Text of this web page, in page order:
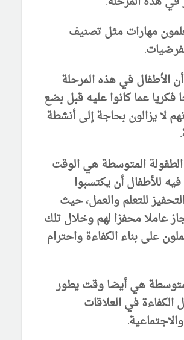
مهارات مثل تصنيف
الأطفال في هذه المرحلة
فكريا عما كانوا عليه قبل بضع
لا يزالون بحاجة إلى أنشطة
المتوسطة هي الوقت
للأطفال أن يكتسبوا
للتعلم والعمل، حيث
عاملا محفزا لهم وخلال تلك
على بناء الكفاءة واحترام
هي أيضا وقت يطور
الكفاءة في العلاقات